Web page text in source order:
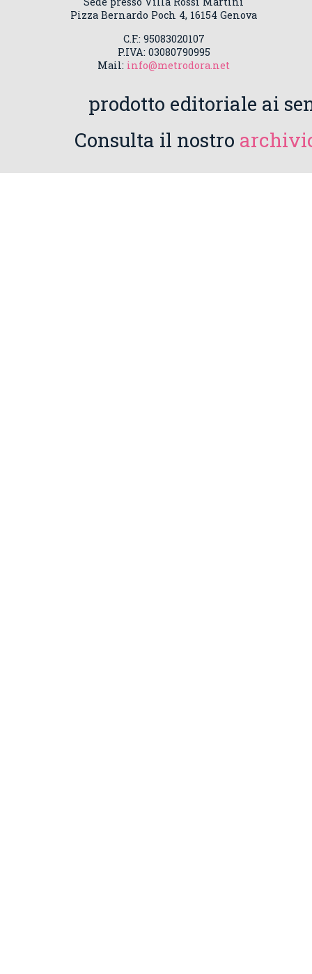
Pizza Bernardo Poch 4, 16154 Genova
C.F.: 95083020107
P.IVA: 03080790995
Mail: info@metrodora.net
prodotto editoriale ai
Consulta il nostro